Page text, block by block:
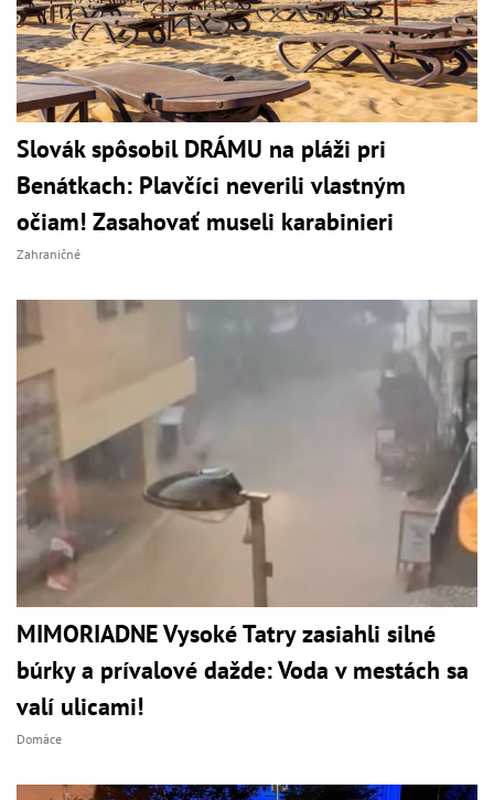
Slovák spôsobil DRÁMU na pláži pri
Benátkach: Plavčíci neverili vlastným
očiam! Zasahovať museli karabinieri
Zahraničné
MIMORIADNE Vysoké Tatry zasiahli silné
búrky a prívalové dažde: Voda v mestách sa
valí ulicami!
Domáce